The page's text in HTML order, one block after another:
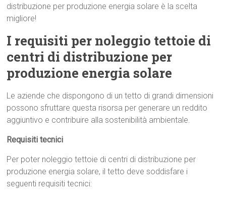
distribuzione per produzione energia solare è la scelta
migliore!
I requisiti per noleggio tettoie di
centri di distribuzione per
produzione energia solare
Le aziende che dispongono di un tetto di grandi dimensioni
possono sfruttare questa risorsa per generare un reddito
aggiuntivo e contribuire alla sostenibilità ambientale.
Requisiti tecnici
Per poter noleggio tettoie di centri di distribuzione per
produzione energia solare, il tetto deve soddisfare i
seguenti requisiti tecnici: